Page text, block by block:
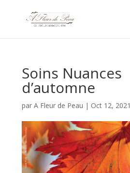
Soins Nuances
d’automne
par A Fleur de Peau | Oct 12, 2021